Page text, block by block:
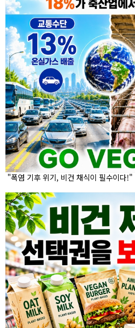
"폭염 기후 위기, 비건 채식이 필수이다!"